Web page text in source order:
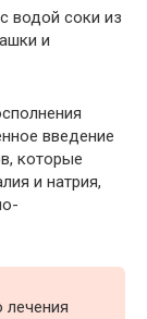
водой соки из
и
введение
которые
и натрия,
лечения